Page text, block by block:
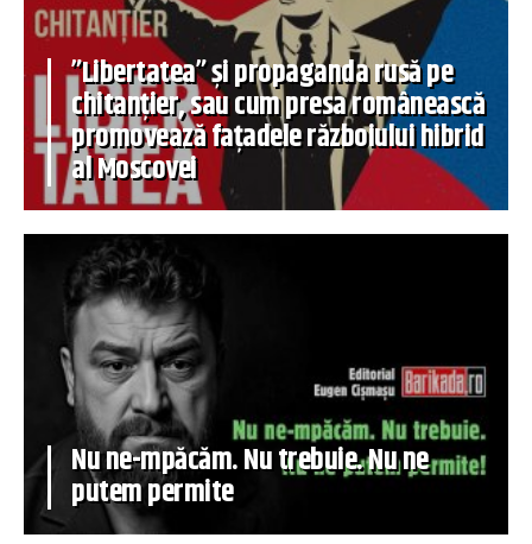
”Libertatea” și propaganda rusă pe
chitanțier, sau cum presa românească
promovează fațadele războiului hibrid
al Moscovei
Nu ne-mpăcăm. Nu trebuie. Nu ne
putem permite